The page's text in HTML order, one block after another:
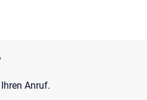
Anruf.